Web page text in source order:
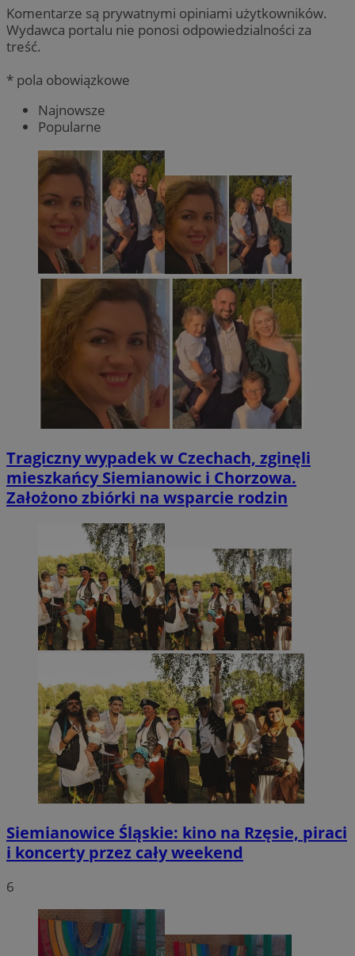
Komentarze są prywatnymi opiniami użytkowników.
Wydawca portalu nie ponosi odpowiedzialności za
treść.
* pola obowiązkowe
Najnowsze
Popularne
Tragiczny wypadek w Czechach, zginęli
mieszkańcy Siemianowic i Chorzowa.
Założono zbiórki na wsparcie rodzin
Siemianowice Śląskie: kino na Rzęsie, piraci
i koncerty przez cały weekend
6